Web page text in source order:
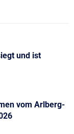
und ist
vom Arlberg-